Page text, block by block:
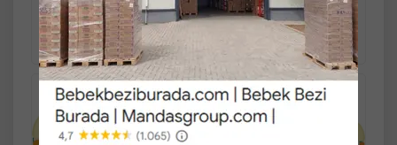
%5
368,51 TL
Sepete
Ekle
%5
Sepete
Ekle